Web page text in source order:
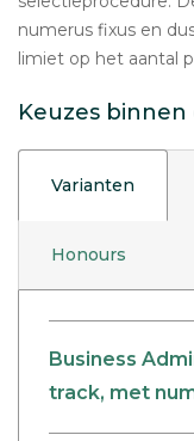
numerus fixus en
limiet op het aantal
Keuzes
Varianten
Honours
Business
track, met